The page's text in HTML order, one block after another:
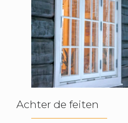
Achter de feiten